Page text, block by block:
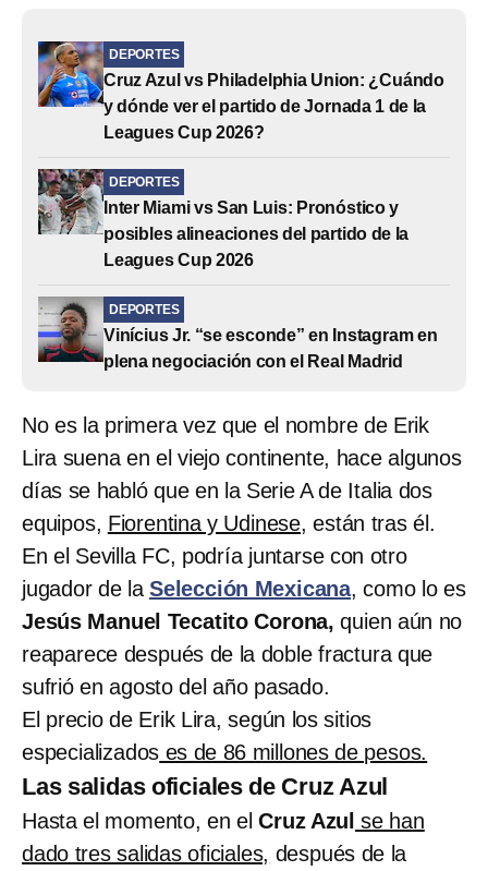
DEPORTES
Cruz Azul vs Philadelphia Union: ¿Cuándo
y dónde ver el partido de Jornada 1 de la
Leagues Cup 2026?
DEPORTES
Inter Miami vs San Luis: Pronóstico y
posibles alineaciones del partido de la
Leagues Cup 2026
DEPORTES
Vinícius Jr. “se esconde” en Instagram en
plena negociación con el Real Madrid
No es la primera vez que el nombre de Erik
Lira suena en el viejo continente, hace algunos
días se habló que en la Serie A de Italia dos
equipos, Fiorentina y Udinese, están tras él.
En el Sevilla FC, podría juntarse con otro
jugador de laSelección Mexicana, como lo es
Jesús Manuel Tecatito Corona,quien aún no
reaparece después de la doble fractura que
sufrió en agosto del año pasado.
El precio de Erik Lira, según los sitios
especializados es de 86 millones de pesos.
Las salidas oficiales de Cruz Azul
Hasta el momento, en elCruz Azul se han
dado tres salidas oficiales, después de la